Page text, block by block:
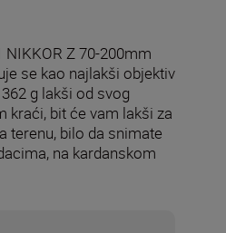
NIKKOR Z 70-200mm
se kao najlakši objektiv
g lakši od svog
kraći, bit će vam lakši za
terenu, bilo da snimate
na kardanskom